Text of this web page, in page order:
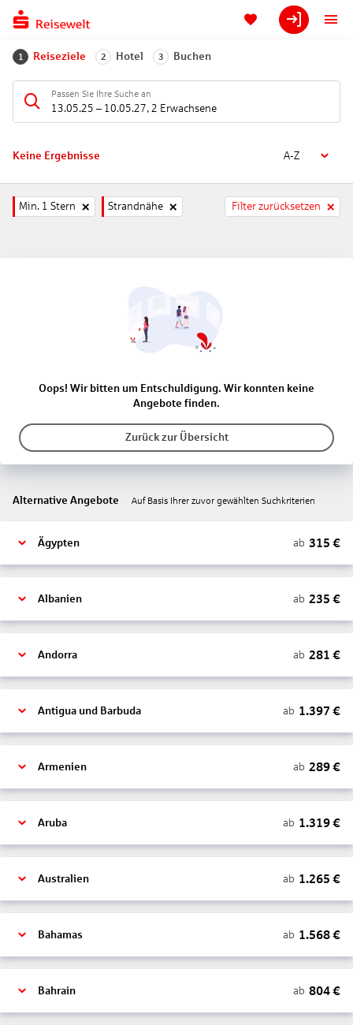
1 Reiseziele 2 Hotel 3 Buchen
Passen Sie Ihre Suche an
13.05.25 – 10.05.27, 2 Erwachsene
Keine Ergebnisse A-Z
Min. 1 Stern Strandnähe Filter zurücksetzen
Oops! Wir bitten um Entschuldigung. Wir konnten keine
Angebote finden.
Zurück zur Übersicht
Alternative Angebote Auf Basis Ihrer zuvor gewählten Suchkriterien
Ägypten ab 315 €
Albanien ab 235 €
Andorra ab 281 €
Antigua und Barbuda ab 1.397 €
Armenien ab 289€
Aruba ab 1.319€
Australien ab 1.265 €
Bahamas ab 1.568€
Bahrain ab 804€